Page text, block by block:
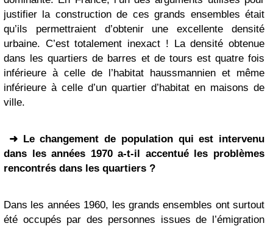
justifier la construction de ces grands ensembles était
qu’ils permettraient d’obtenir une excellente densité
urbaine. C’est totalement inexact ! La densité obtenue
dans les quartiers de barres et de tours est quatre fois
inférieure à celle de l’habitat haussmannien et même
inférieure à celle d’un quartier d’habitat en maisons de
ville.
➜ Le changement de population qui est intervenu
dans les années 1970 a-t-il accentué les problèmes
rencontrés dans les quartiers ?
Dans les années 1960, les grands ensembles ont surtout
été occupés par des personnes issues de l’émigration